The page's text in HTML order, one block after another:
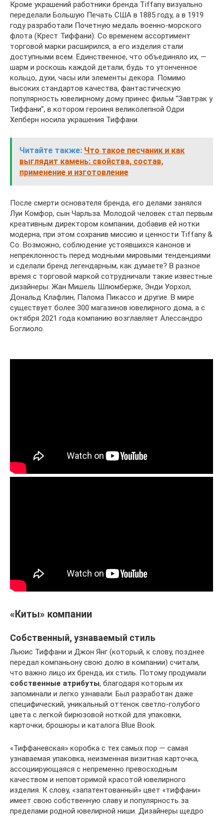
Кроме украшений работники бренда Tiffany визуально
переделали Большую Печать США в 1885 году, а в 1919
году разработали Почетную медаль военно-морского
флота (Крест Тиффани). Со временем ассортимент
торговой марки расширился, а его изделия стали
доступными всем. Единственное, что объединяло их, —
шарм и роскошь каждой детали, будь то утонченное
кольцо, духи, часы или элементы декора. Помимо
высоких стандартов качества, фантастическую
популярность ювелирному дому принес фильм “Завтрак у
Тиффани”, в котором героиня великолепной Одри
Хепберн носила украшения Тиффани.
Читайте также: Что такое песчаник и как
выглядит камень: свойства, состав,
применение и изготовление
После смерти основателя бренда, его делами занялся
Луи Комфор, сын Чарльза. Молодой человек стал первым
креативным директором компании, добавив ей нотки
модерна, при этом сохранив миссию и ценности Tiffany &
Co. Возможно, соблюдение устоявшихся канонов и
непреклонность перед модными мировыми тенденциями
и сделали бренд легендарным, как думаете? В разное
время с торговой маркой сотрудничали такие известные
дизайнеры: Жан Мишель Шлюмберже, Энди Уорхол,
Дональд Клафлин, Палома Пикассо и другие. В мире
существует более 300 магазинов ювелирного дома, а с
октября 2021 года компанию возглавляет Алессандро
Боглиоло.
«Киты» компании
Собственный, узнаваемый стиль
Льюис Тиффани и Джон Янг (который, к слову, позднее
передал компаньону свою долю в компании) считали,
что важно лицо их бренда, их стиль. Потому продумали
собственные атрибуты, благодаря которым их
запоминали и легко узнавали. Был разработан даже
специфический, уникальный оттенок светло-голубого
цвета с легкой бирюзовой ноткой для упаковки,
карточки, брошюры и каталога Blue Book.
«Тиффаневская» коробка с тех самых пор — самая
узнаваемая упаковка, неизменная визитная карточка,
ассоциирующаяся с непременно превосходным
качеством и неповторимой красотой ювелирного
изделия. К слову, «запатентованный» цвет «тиффани»
имеет свою собственную славу и популярность за
пределами родной ювелирной ниши. Дизайнеры щедро